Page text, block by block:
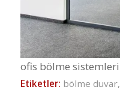
ofis bölme sistemleri
Etiketler: bölme duvar,